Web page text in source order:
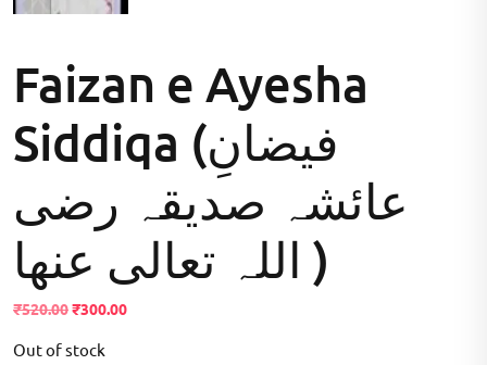
Faizan e Ayesha
Siddiqa (فیضانِ
عائشہ صدیقہ رضی
اللہ تعالی عنھا )
₹520.00Original
was:
₹300.00Current
Out of stock